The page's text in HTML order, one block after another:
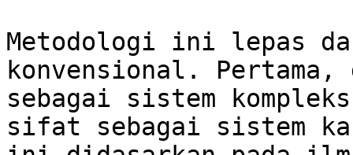
Metodologi ini lepas
konvensional. Pertama,
sebagai sistem
sifat sebagai sistem